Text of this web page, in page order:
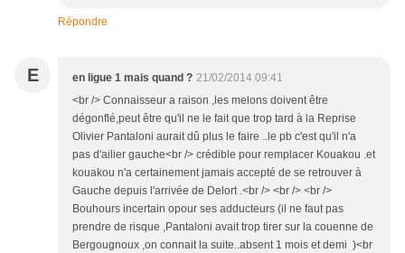
Répondre
E en ligue 1 mais quand ? 21/02/2014 09:41
<br /> Connaisseur a raison ,les melons doivent être
dégonflé,peut être qu'il ne le fait que trop tard à la Reprise
Olivier Pantaloni aurait dû plus le faire ..le pb c'est qu'il n'a
pas d'ailier gauche<br /> crédible pour remplacer Kouakou .et
kouakou n'a certainement jamais accepté de se retrouver à
Gauche depuis l'arrivée de Delort .<br /> <br /> <br />
Bouhours incertain opour ses adducteurs (il ne faut pas
prendre de risque ,Pantaloni avait trop tirer sur la couenne de
Bergougnoux ,on connait la suite..absent 1 mois et demi )<br